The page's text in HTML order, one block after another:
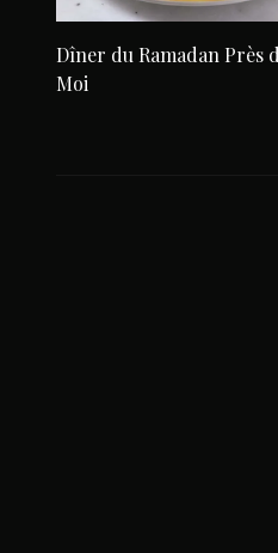
Dîner du Ramadan Près
Moi